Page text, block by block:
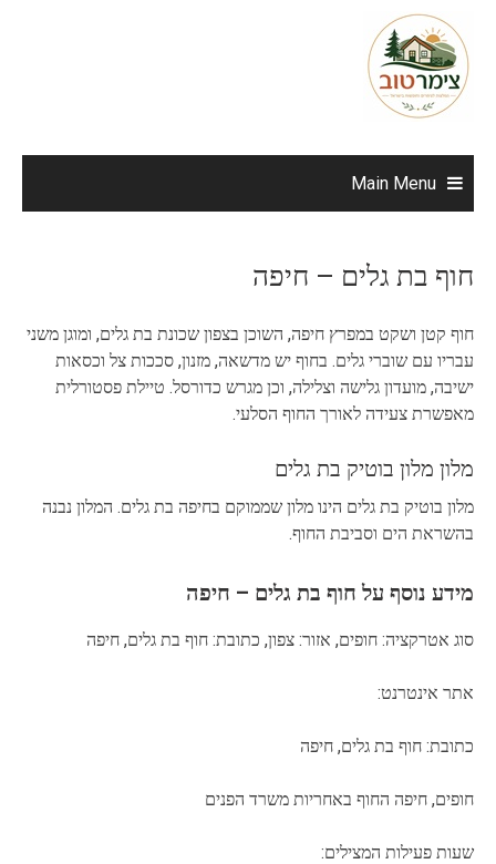
content
Main Menu
חוף בת גלים – חיפה
חוף קטן ושקט במפרץ חיפה, השוכן בצפון שכונת בת גלים, ומוגן משני
עבריו עם שוברי גלים. בחוף יש מדשאה, מזנון, סככות צל וכסאות
ישיבה, מועדון גלישה וצלילה, וכן מגרש כדורסל. טיילת פסטורלית
מאפשרת צעידה לאורך החוף הסלעי.
מלון מלון בוטיק בת גלים
מלון בוטיק בת גלים הינו מלון שממוקם בחיפה בת גלים. המלון נבנה
בהשראת הים וסביבת החוף.
מידע נוסף על חוף בת גלים – חיפה
סוג אטרקציה: חופים, אזור: צפון, כתובת: חוף בת גלים, חיפה
אתר אינטרנט:
כתובת: חוף בת גלים, חיפה
חופים, חיפה החוף באחריות משרד הפנים
שעות פעילות המצילים: